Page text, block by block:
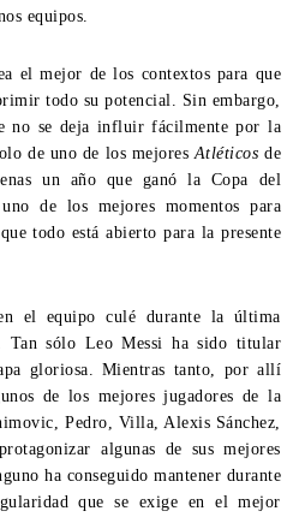
equipos.
el mejor de los contextos para que
todo su potencial. Sin embargo,
no se deja influir fácilmente por la
de uno de los mejores Atléticosde
un año que ganó la Copa del
de los mejores momentos para
que todo está abierto para la presente
el equipo culé durante la última
Tan sólo Leo Messi ha sido titular
gloriosa. Mientras tanto, por allí
de los mejores jugadores de la
Pedro, Villa, Alexis Sánchez,
algunas de sus mejores
ha conseguido mantener durante
que se exige en el mejor